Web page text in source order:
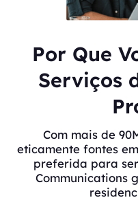
Por Que
Serviços
Com mais de
eticamente fontes
preferida para
Communications